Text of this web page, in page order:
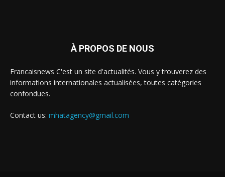
À PROPOS DE NOUS
Francaisnews C'est un site d'actualités. Vous y trouverez des
informations internationales actualisées, toutes catégories
confondues.
Contact us: mhatagency@gmail.com